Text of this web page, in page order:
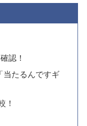
認！
当たるんですギ
！